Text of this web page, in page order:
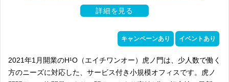
詳細を見る
キャンペーンあり イベントあり
2021年1月開業のH¹O（エイチワンオー）虎ノ門は、少人数で働く
方のニーズに対応した、サービス付き小規模オフィスです。虎ノ